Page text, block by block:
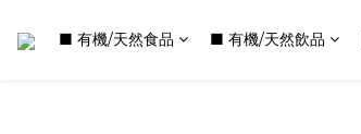
■ 有機/天然食品 ■ 有機/天然飲品